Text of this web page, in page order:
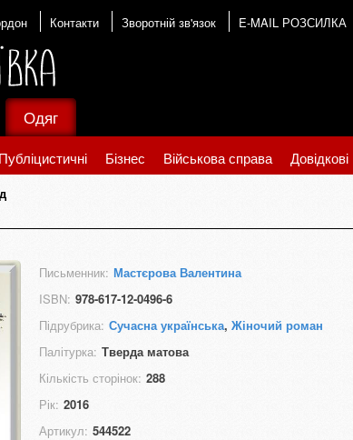
Контакти Зворотній зв'язок E-MAIL РОЗСИЛКА
Публіцистичні Бізнес Військова справа Довідкові
Одяг
Письменник: Мастєрова Валентина
ISBN: 978-617-12-0496-6
Підрубрика: Сучасна українська, Жіночий роман
Палітурка: Тверда матова
Кількість сторінок: 288
Рік: 2016
Артикул: 544522